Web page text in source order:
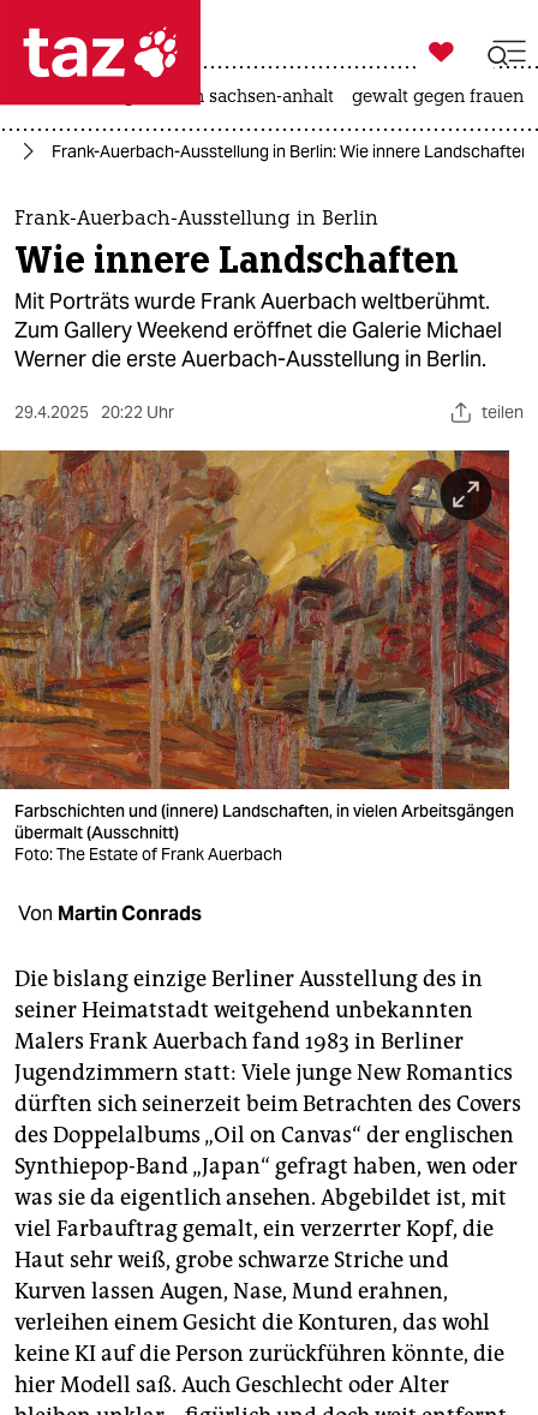
 taz zahl ich
taz zahl ich
themen
politik
öko
sport
berlin
nord
wahrheit
verlag
verlag
veranstaltungen
shop
abo
genossenschaft
epaper login

taz zahl ich
landtagswahl in sachsen-anhalt gewalt gegen frauen
Frank-Auerbach-Ausstellung in Berlin: Wie innere Landschaften
Frank-Auerbach-Ausstellung in Berlin
Wie innere Landschaften
Mit Porträts wurde Frank Auerbach weltberühmt.
Zum Gallery Weekend eröffnet die Galerie Michael
Werner die erste Auerbach-Ausstellung in Berlin.
29.4.2025 20:22 Uhr teilen
Farbschichten und (innere) Landschaften, in vielen Arbeitsgängen
übermalt (Ausschnitt)
Foto: The Estate of Frank Auerbach
Von Martin Conrads
Die bislang einzige Berliner Ausstellung des in
seiner Heimatstadt weitgehend unbekannten
Malers Frank Auerbach fand 1983 in Berliner
Jugendzimmern statt: Viele junge New Romantics
dürften sich seinerzeit beim Betrachten des Covers
des Doppelalbums „Oil on Canvas“ der englischen
Synthiepop-Band „Japan“ gefragt haben, wen oder
was sie da eigentlich ansehen. Abgebildet ist, mit
viel Farbauftrag gemalt, ein verzerrter Kopf, die
Haut sehr weiß, grobe schwarze Striche und
Kurven lassen Augen, Nase, Mund erahnen,
verleihen einem Gesicht die Konturen, das wohl
keine KI auf die Person zurückführen könnte, die
hier Modell saß. Auch Geschlecht oder Alter